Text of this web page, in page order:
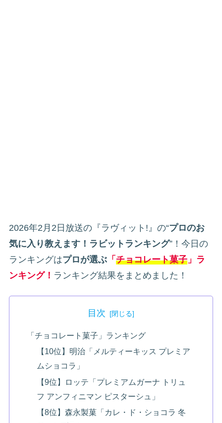
2026年2月2日放送の『ラヴィット!』の“プロのお
気に入り教えます！ラビットランキング”！今日の
ランキングはプロが選ぶ 「 チョコレート菓子 」ラ
ンキング！ ランキング結果をまとめました！
目次
「チョコレート菓子」ランキング
【10位】明治「メルティーキッス プレミア
ムショコラ」
【9位】ロッテ「プレミアムガーナ トリュ
フ アンフィニマン ピスターシュ」
【8位】森永製菓「カレ・ド・ショコラ 冬